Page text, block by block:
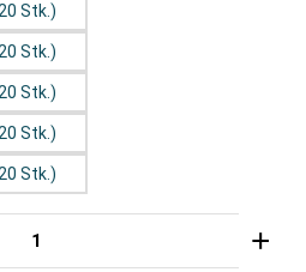
Stk.)
Stk.)
mm (20 Stk.)
mm (20 Stk.)
mm (20 Stk.)
gewünschten Wert ein